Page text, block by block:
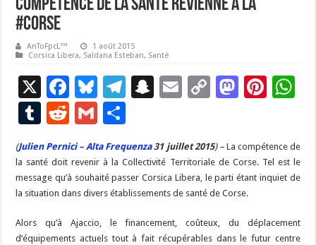
compétence de la santé revienne à la
#Corse
AnToFpcL™
1 août 2015
Corsica Libera, Saldana Esteban, Santé
X
F
ac
e
b
o
o
k
Bl
u
es
ky
T
gr
a
m
S
p
c
h
at
E
l
C
y
Li
n
k
M
d
o
n
Pi
es
t
p
T
u
m
bl
r
R
e
d
di
t
G
m
ai
l
ta
g
er
(Julien Pernici – Alta Frequenza31 juillet 2015) –La compétence de
la santé doit revenir à la Collectivité Territoriale de Corse. Tel est le
message qu’à souhaité passer Corsica Libera, le parti étant inquiet de
la situation dans divers établissements de santé de Corse.
Alors qu’à Ajaccio, le financement, coûteux, du déplacement
d’équipements actuels tout à fait récupérables dans le futur centre